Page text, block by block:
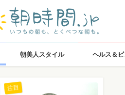
朝美人スタイル ヘルス＆
注目